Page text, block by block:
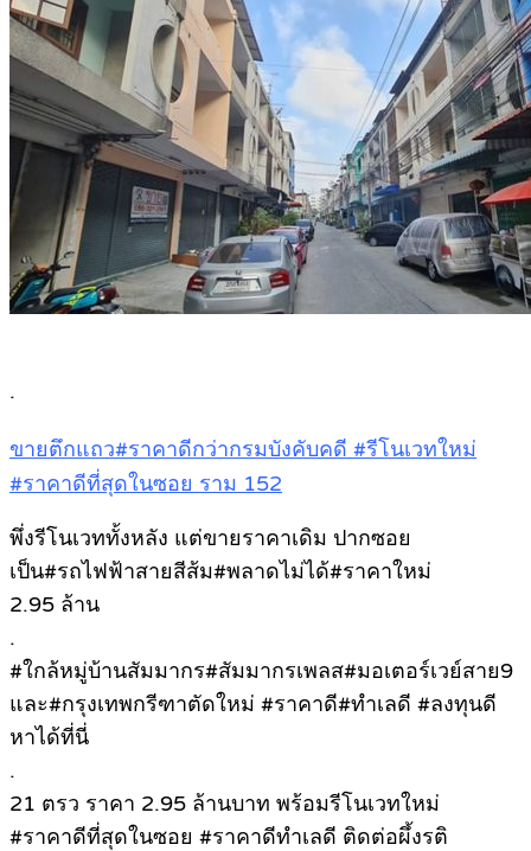
.
ขายตึกแถว#ราคาดีกว่ากรมบังคับคดี #รีโนเวทใหม่
#ราคาดีที่สุดในซอย ราม 152
พึ่งรีโนเวททั้งหลัง แต่ขายราคาเดิม ปากซอย
เป็น#รถไฟฟ้าสายสีส้ม#พลาดไม่ได้#ราคาใหม่
2.95 ล้าน
.
#ใกล้หมู่บ้านสัมมากร#สัมมากรเพลส#มอเตอร์เวย์สาย9
และ#กรุงเทพกรีฑาตัดใหม่ #ราคาดี#ทำเลดี #ลงทุนดี
หาได้ที่นี่
.
21 ตรว ราคา 2.95 ล้านบาท พร้อมรีโนเวทใหม่
#ราคาดีที่สุดในซอย #ราคาดีทำเลดี ติดต่อผึ้งรติ